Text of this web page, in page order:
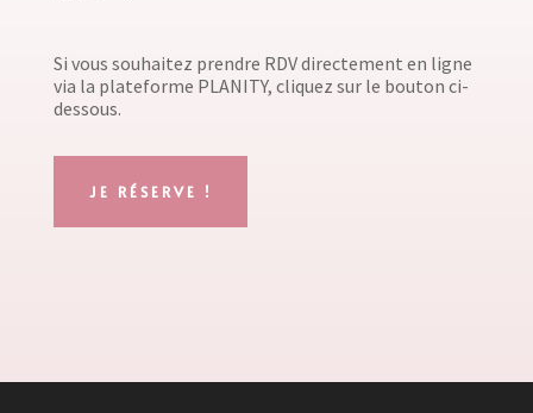
Si vous souhaitez prendre RDV directement en ligne
via la plateforme PLANITY, cliquez sur le bouton ci-
dessous.
JE RÉSERVE !